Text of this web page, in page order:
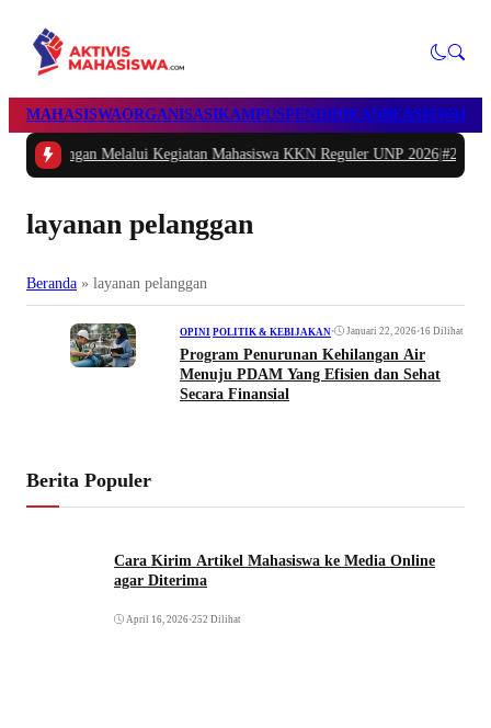
MAHASISWAORGANISASIKAMPUSPENDIDIKANBEASISWA
Melalui Kegiatan Mahasiswa KKN Reguler UNP 2026|#2 -Peduli Generasi
layanan pelanggan
Beranda » layanan pelanggan
OPINI POLITIK & KEBIJAKAN• Januari 22, 2026•16 Dilihat
Program Penurunan Kehilangan Air
Menuju PDAM Yang Efisien dan Sehat
Secara Finansial
Berita Populer
Cara Kirim Artikel Mahasiswa ke Media Online
agar Diterima
April 16, 2026•252 Dilihat